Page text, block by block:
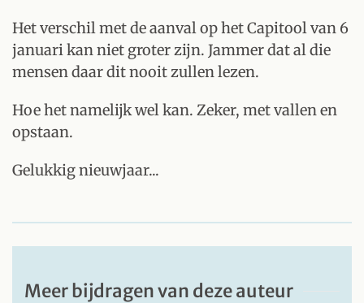
Het verschil met de aanval op het Capitool van 6
januari kan niet groter zijn. Jammer dat al die
mensen daar dit nooit zullen lezen.
Hoe het namelijk wel kan. Zeker, met vallen en
opstaan.
Gelukkig nieuwjaar...
Meer bijdragen van deze auteur